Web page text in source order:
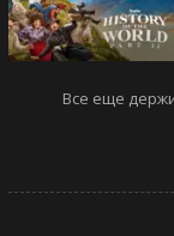
Все еще